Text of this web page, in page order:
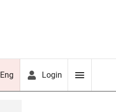
Eng Login